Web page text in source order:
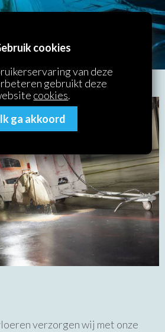
cookies
van deze
gebruikt deze
cookies.
Ik ga akkoord
verzorgen wij met onze